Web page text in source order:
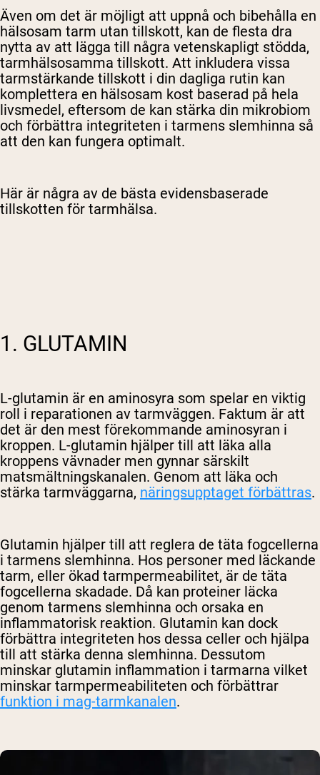
Även om det är möjligt att uppnå och bibehålla en
hälsosam tarm utan tillskott, kan de flesta dra
nytta av att lägga till några vetenskapligt stödda,
tarmhälsosamma tillskott. Att inkludera vissa
tarmstärkande tillskott i din dagliga rutin kan
komplettera en hälsosam kost baserad på hela
livsmedel, eftersom de kan stärka din mikrobiom
och förbättra integriteten i tarmens slemhinna så
att den kan fungera optimalt.
Här är några av de bästa evidensbaserade
tillskotten för tarmhälsa.
1. GLUTAMIN
L-glutamin är en aminosyra som spelar en viktig
roll i reparationen av tarmväggen. Faktum är att
det är den mest förekommande aminosyran i
kroppen. L-glutamin hjälper till att läka alla
kroppens vävnader men gynnar särskilt
matsmältningskanalen. Genom att läka och
stärka tarmväggarna, näringsupptaget förbättras.
Glutamin hjälper till att reglera de täta fogcellerna
i tarmens slemhinna. Hos personer med läckande
tarm, eller ökad tarmpermeabilitet, är de täta
fogcellerna skadade. Då kan proteiner läcka
genom tarmens slemhinna och orsaka en
inflammatorisk reaktion. Glutamin kan dock
förbättra integriteten hos dessa celler och hjälpa
till att stärka denna slemhinna. Dessutom
minskar glutamin inflammation i tarmarna vilket
minskar tarmpermeabiliteten och förbättrar
funktion i mag-tarmkanalen.